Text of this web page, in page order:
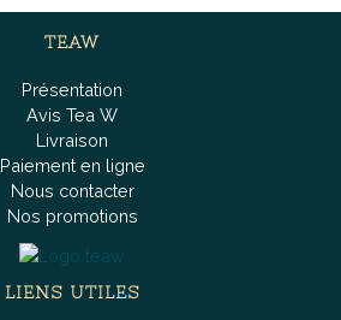
TEAW
Présentation
Avis Tea W
Livraison
Paiement en ligne
Nous contacter
Nos promotions
LIENS UTILES